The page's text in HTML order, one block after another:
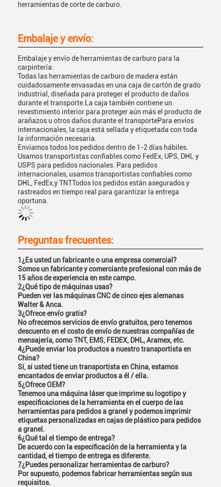
herramientas de corte de carburo.
Embalaje y envío:
Embalaje y envío de herramientas de carburo para la
carpintería:
Todas las herramientas de carburo de madera están
cuidadosamente envasadas en una caja de cartón de grado
industrial, diseñada para proteger el producto de daños
durante el transporte.La caja también contiene un
revestimiento interior para proteger aún más el producto de
arañazos u otros daños durante el transportePara envíos
internacionales, la caja está sellada y etiquetada con toda
la información necesaria.
Enviamos todos los pedidos dentro de 1-2 días hábiles.
Usamos transportistas confiables como FedEx, UPS, DHL y
USPS para pedidos nacionales. Para pedidos
internacionales, usamos transportistas confiables como
DHL, FedEx,y TNTTodos los pedidos están asegurados y
rastreados en tiempo real para garantizar la entrega
oportuna.
Preguntas frecuentes:
1¿Es usted un fabricante o una empresa comercial?
Somos un fabricante y comerciante profesional con más de
15 años de experiencia en este campo.
2¿Qué tipo de máquinas usas?
Pueden ver las máquinas CNC de cinco ejes alemanas
Walter & Anca.
3¿Ofrece envío gratis?
No ofrecemos servicios de envío gratuitos, pero tenemos
descuento en el costo de envío de nuestras compañías de
mensajería, como TNT, EMS, FEDEX, DHL, Aramex, etc.
4¿Puede enviar los productos a nuestro transportista en
China?
Sí, si usted tiene un transportista en China, estamos
encantados de enviar productos a él / ella.
5¿Ofrece OEM?
Tenemos una máquina láser que imprime su logotipo y
especificaciones de la herramienta en el cuerpo de las
herramientas para pedidos a granel y podemos imprimir
etiquetas personalizadas en cajas de plástico para pedidos
a granel.
6¿Qué tal el tiempo de entrega?
De acuerdo con la especificación de la herramienta y la
cantidad, el tiempo de entrega es diferente.
7¿Puedes personalizar herramientas de carburo?
Por supuesto, podemos fabricar herramientas según sus
requisitos.